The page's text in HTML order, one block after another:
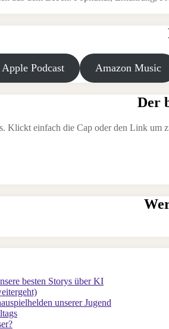
Apple Podcast Amazon Music
Der
Klickt einfach die Cap oder den Link um
besten Storys über KI
unserer Jugend